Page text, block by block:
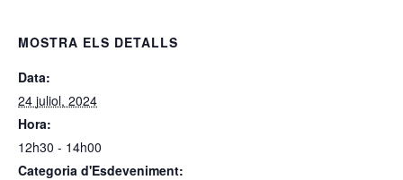
MOSTRA ELS DETALLS
Data:
24 juliol, 2024
Hora:
12h30 - 14h00
Categoria d'Esdeveniment: